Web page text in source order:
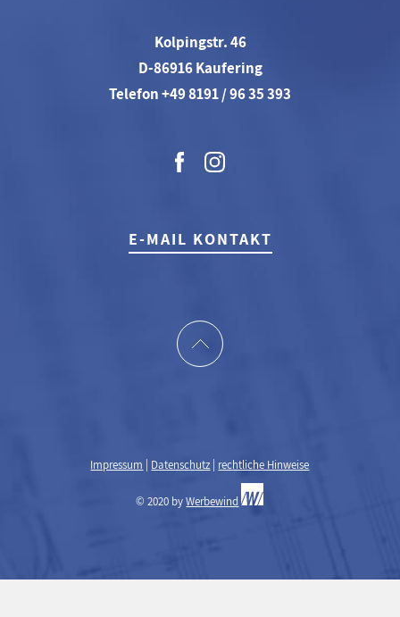
Kolpingstr. 46
D-86916 Kaufering
Telefon +49 8191 / 96 35 393
E-MAIL KONTAKT
Impressum Datenschutz rechtliche Hinweise
© 2020 byWerbewind